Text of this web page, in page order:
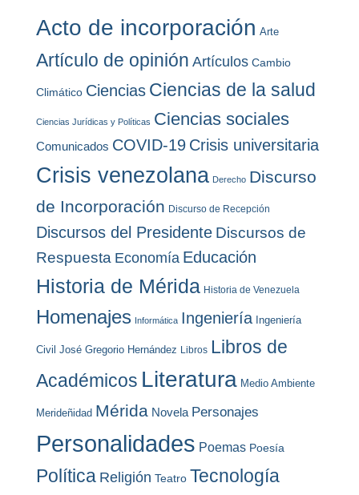
o
s
Acto de incorporación Arte
Artículo de opinión Artículos Cambio
Climático Ciencias Ciencias de la salud
Ciencias Jurídicas y Políticas Ciencias sociales
Comunicados COVID-19 Crisis universitaria
Crisis venezolana Derecho Discurso
de Incorporación Discurso de Recepción
Discursos del Presidente Discursos de
Respuesta Economía Educación
Historia de Mérida Historia de Venezuela
Homenajes Informática Ingeniería Ingeniería
Civil José Gregorio Hernández Libros Libros de
Académicos Literatura Medio Ambiente
Merideñidad Mérida Novela Personajes
Personalidades Poemas Poesía
Política Religión Teatro Tecnología